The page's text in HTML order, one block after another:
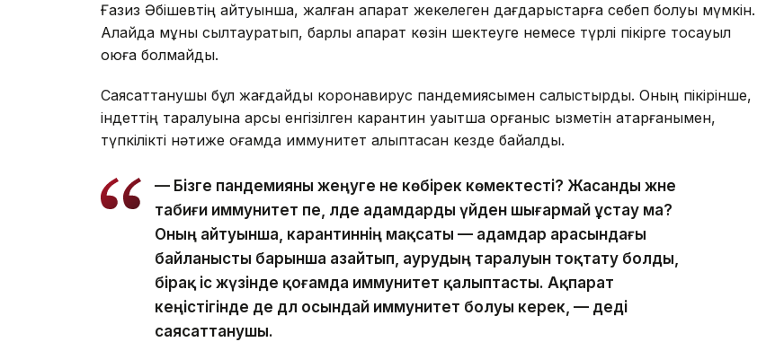
Ғазиз Әбішевтің айтуынша, жалған ақпарат жекелеген дағдарыстарға себеп болуы мүмкін.
Алайда мұны сылтауратып, барлық ақпарат көзін шектеуге немесе түрлі пікірге тосқауыл
қоюға болмайды.
Саясаттанушы бұл жағдайды коронавирус пандемиясымен салыстырды. Оның пікірінше,
індеттің таралуына қарсы енгізілген карантин уақытша қорғаныс қызметін атқарғанымен,
түпкілікті нәтиже қоғамда иммунитет қалыптасқан кезде байқалды.
— Бізге пандемияны жеңуге не көбірек көмектесті? Жасанды және
табиғи иммунитет пе, әлде адамдарды үйден шығармай ұстау ма?
Оның айтуынша, карантиннің мақсаты — адамдар арасындағы
байланысты барынша азайтып, аурудың таралуын тоқтату болды,
бірақ іс жүзінде қоғамда иммунитет қалыптасты. Ақпарат
кеңістігінде де дәл осындай иммунитет болуы керек, — деді
саясаттанушы.